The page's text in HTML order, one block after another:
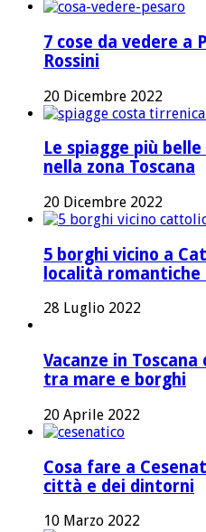
7 cose da vedere a
Rossini
20 Dicembre 2022
Le spiagge più
nella zona Toscana
20 Dicembre 2022
5 borghi vicino a
località romantiche
28 Luglio 2022
Vacanze in
tra mare e borghi
20 Aprile 2022
Cosa fare a
città e dei dintorni
10 Marzo 2022